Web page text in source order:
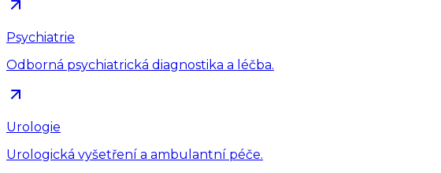
Psychiatrie
Odborná psychiatrická diagnostika a léčba.
Urologie
Urologická vyšetření a ambulantní péče.